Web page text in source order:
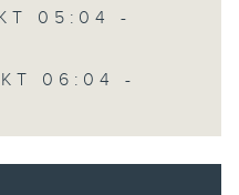
05:04 -
06:04 -